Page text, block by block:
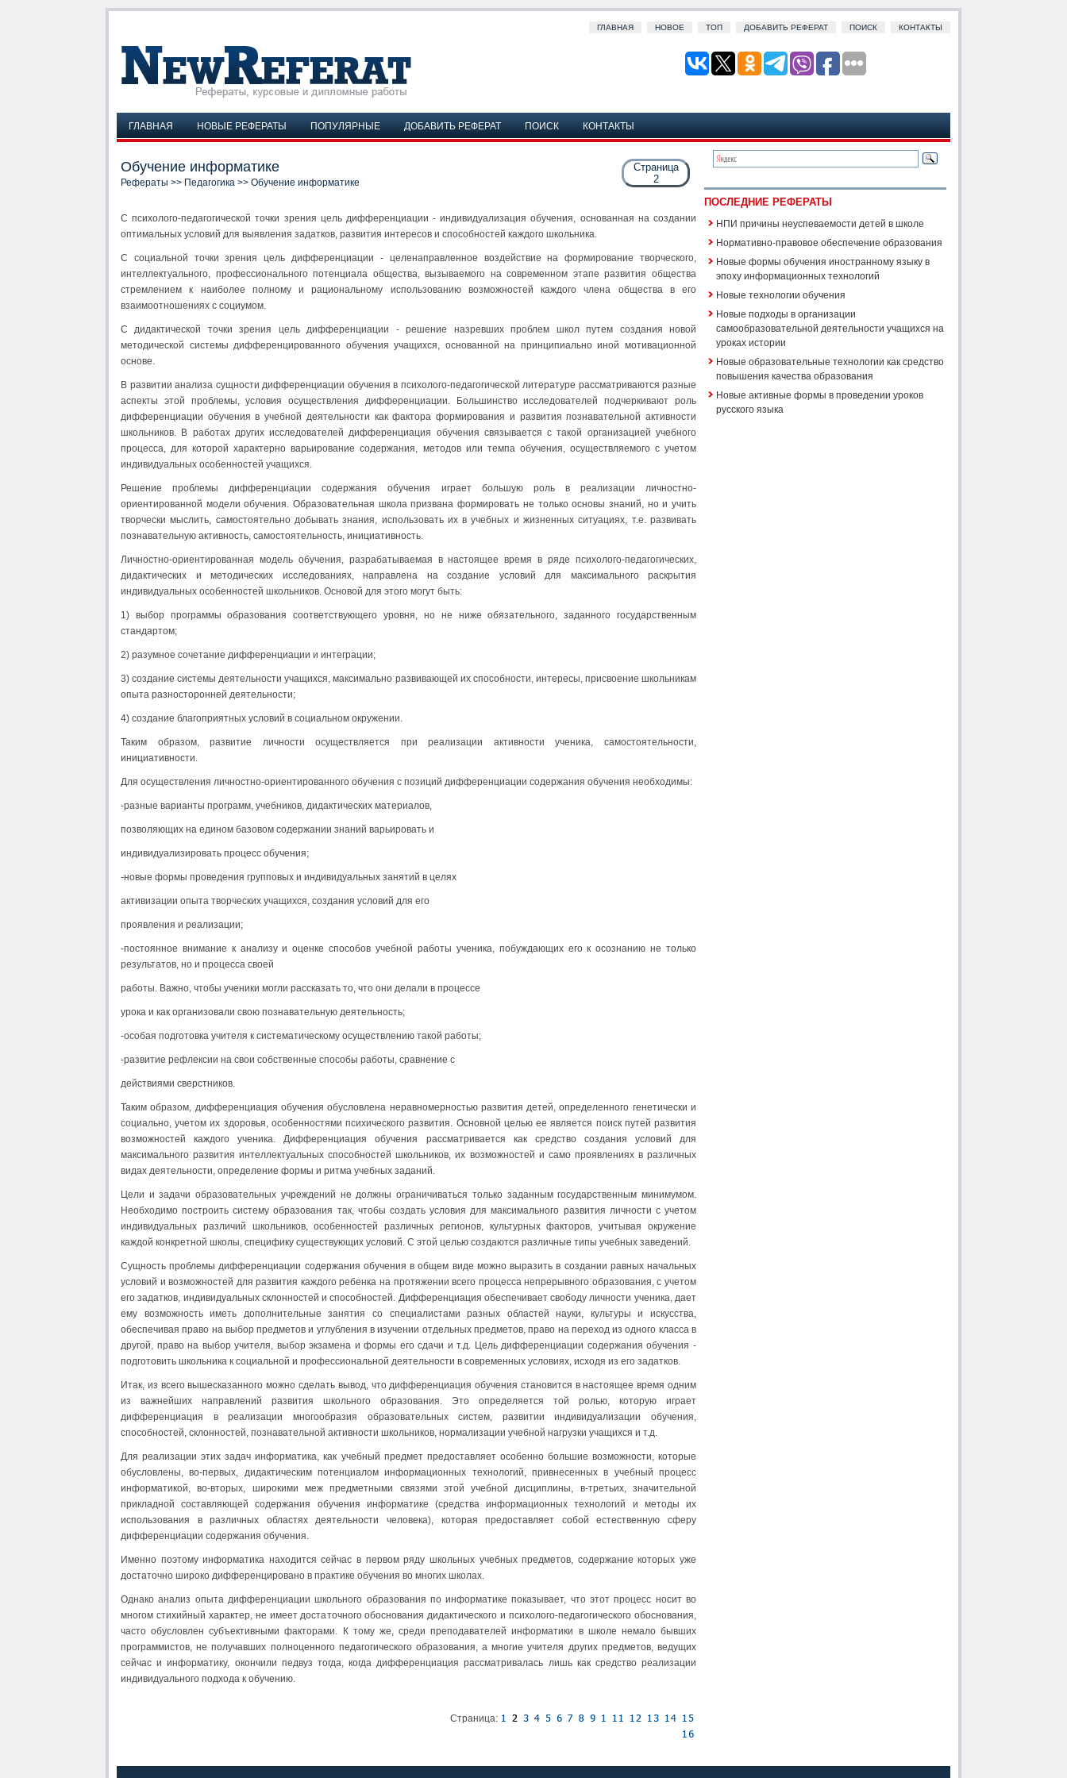
ГЛАВНАЯ НОВОЕ ТОП ДОБАВИТЬ РЕФЕРАТ ПОИСК КОНТАКТЫ
ГЛАВНАЯ НОВЫЕ РЕФЕРАТЫ ПОПУЛЯРНЫЕ ДОБАВИТЬ РЕФЕРАТ ПОИСК КОНТАКТЫ
Страница
2
Обучение информатике
Рефераты >> Педагогика >> Обучение информатике
С психолого-педагогической точки зрения цель дифференциации - индивидуализация обучения, основанная на создании
оптимальных условий для выявления задатков, развития интересов и способностей каждого школьника.
С социальной точки зрения цель дифференциации - целенаправленное воздействие на формирование творческого,
интеллектуального, профессионального потенциала общества, вызываемого на современном этапе развития общества
стремлением к наиболее полному и рациональному использованию возможностей каждого члена общества в его
взаимоотношениях с социумом.
С дидактической точки зрения цель дифференциации - решение назревших проблем школ путем создания новой
методической системы дифференцированного обучения учащихся, основанной на принципиально иной мотивационной
основе.
В развитии анализа сущности дифференциации обучения в психолого-педагогической литературе рассматриваются разные
аспекты этой проблемы, условия осуществления дифференциации. Большинство исследователей подчеркивают роль
дифференциации обучения в учебной деятельности как фактора формирования и развития познавательной активности
школьников. В работах других исследователей дифференциация обучения связывается с такой организацией учебного
процесса, для которой характерно варьирование содержания, методов или темпа обучения, осуществляемого с учетом
индивидуальных особенностей учащихся.
Решение проблемы дифференциации содержания обучения играет большую роль в реализации личностно-
ориентированной модели обучения. Образовательная школа призвана формировать не только основы знаний, но и учить
творчески мыслить, самостоятельно добывать знания, использовать их в учебных и жизненных ситуациях, т.е. развивать
познавательную активность, самостоятельность, инициативность.
Личностно-ориентированная модель обучения, разрабатываемая в настоящее время в ряде психолого-педагогических,
дидактических и методических исследованиях, направлена на создание условий для максимального раскрытия
индивидуальных особенностей школьников. Основой для этого могут быть:
1) выбор программы образования соответствующего уровня, но не ниже обязательного, заданного государственным
стандартом;
2) разумное сочетание дифференциации и интеграции;
3) создание системы деятельности учащихся, максимально развивающей их способности, интересы, присвоение школьникам
опыта разносторонней деятельности;
4) создание благоприятных условий в социальном окружении.
Таким образом, развитие личности осуществляется при реализации активности ученика, самостоятельности,
инициативности.
Для осуществления личностно-ориентированного обучения с позиций дифференциации содержания обучения необходимы:
-разные варианты программ, учебников, дидактических материалов,
позволяющих на едином базовом содержании знаний варьировать и
индивидуализировать процесс обучения;
-новые формы проведения групповых и индивидуальных занятий в целях
активизации опыта творческих учащихся, создания условий для его
проявления и реализации;
-постоянное внимание к анализу и оценке способов учебной работы ученика, побуждающих его к осознанию не только
результатов, но и процесса своей
работы. Важно, чтобы ученики могли рассказать то, что они делали в процессе
урока и как организовали свою познавательную деятельность;
-особая подготовка учителя к систематическому осуществлению такой работы;
-развитие рефлексии на свои собственные способы работы, сравнение с
действиями сверстников.
Таким образом, дифференциация обучения обусловлена неравномерностью развития детей, определенного генетически и
социально, учетом их здоровья, особенностями психического развития. Основной целью ее является поиск путей развития
возможностей каждого ученика. Дифференциация обучения рассматривается как средство создания условий для
максимального развития интеллектуальных способностей школьников, их возможностей и само проявлениях в различных
видах деятельности, определение формы и ритма учебных заданий.
Цели и задачи образовательных учреждений не должны ограничиваться только заданным государственным минимумом.
Необходимо построить систему образования так, чтобы создать условия для максимального развития личности с учетом
индивидуальных различий школьников, особенностей различных регионов, культурных факторов, учитывая окружение
каждой конкретной школы, специфику существующих условий. С этой целью создаются различные типы учебных заведений.
Сущность проблемы дифференциации содержания обучения в общем виде можно выразить в создании равных начальных
условий и возможностей для развития каждого ребенка на протяжении всего процесса непрерывного образования, с учетом
его задатков, индивидуальных склонностей и способностей. Дифференциация обеспечивает свободу личности ученика, дает
ему возможность иметь дополнительные занятия со специалистами разных областей науки, культуры и искусства,
обеспечивая право на выбор предметов и углубления в изучении отдельных предметов, право на переход из одного класса в
другой, право на выбор учителя, выбор экзамена и формы его сдачи и т.д. Цель дифференциации содержания обучения -
подготовить школьника к социальной и профессиональной деятельности в современных условиях, исходя из его задатков.
Итак, из всего вышесказанного можно сделать вывод, что дифференциация обучения становится в настоящее время одним
из важнейших направлений развития школьного образования. Это определяется той ролью, которую играет
дифференциация в реализации многообразия образовательных систем, развитии индивидуализации обучения,
способностей, склонностей, познавательной активности школьников, нормализации учебной нагрузки учащихся и т.д.
Для реализации этих задач информатика, как учебный предмет предоставляет особенно большие возможности, которые
обусловлены, во-первых, дидактическим потенциалом информационных технологий, привнесенных в учебный процесс
информатикой, во-вторых, широкими меж предметными связями этой учебной дисциплины, в-третьих, значительной
прикладной составляющей содержания обучения информатике (средства информационных технологий и методы их
использования в различных областях деятельности человека), которая предоставляет собой естественную сферу
дифференциации содержания обучения.
Именно поэтому информатика находится сейчас в первом ряду школьных учебных предметов, содержание которых уже
достаточно широко дифференцировано в практике обучения во многих школах.
Однако анализ опыта дифференциации школьного образования по информатике показывает, что этот процесс носит во
многом стихийный характер, не имеет достаточного обоснования дидактического и психолого-педагогического обоснования,
часто обусловлен субъективными факторами. К тому же, среди преподавателей информатики в школе немало бывших
программистов, не получавших полноценного педагогического образования, а многие учителя других предметов, ведущих
сейчас и информатику, окончили педвуз тогда, когда дифференциация рассматривалась лишь как средство реализации
индивидуального подхода к обучению.
Страница:
ПОСЛЕДНИЕ РЕФЕРАТЫ
НПИ причины неуспеваемости детей в школе
Нормативно-правовое обеспечение образования
Новые формы обучения иностранному языку в
эпоху информационных технологий
Новые технологии обучения
Новые подходы в организации
самообразовательной деятельности учащихся на
уроках истории
Новые образовательные технологии как средство
повышения качества образования
Новые активные формы в проведении уроков
русского языка